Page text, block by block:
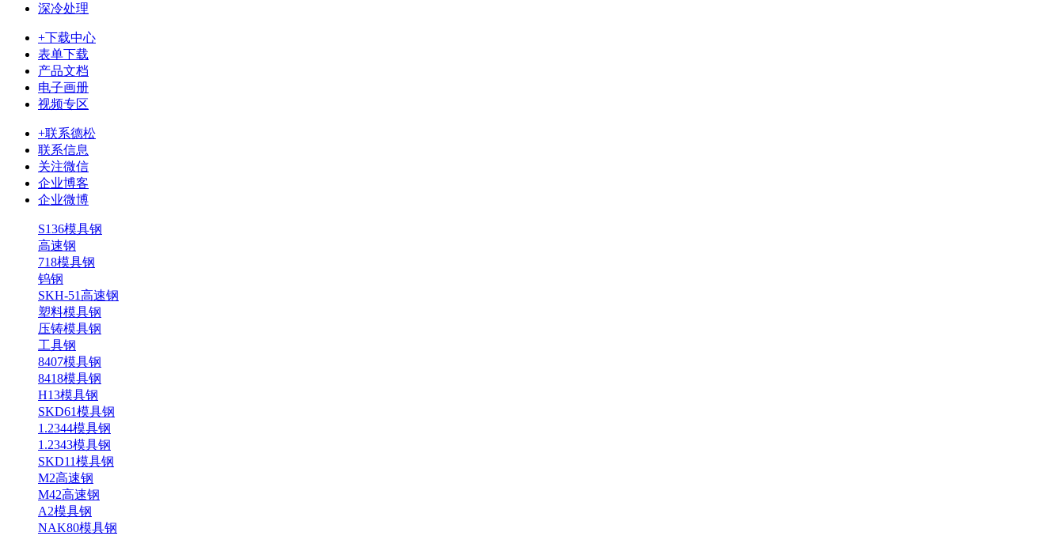
深冷处理
+下载中心
表单下载
产品文档
电子画册
视频专区
+联系德松
联系信息
关注微信
企业博客
企业微博
S136模具钢
高速钢
718模具钢
钨钢
SKH-51高速钢
塑料模具钢
压铸模具钢
工具钢
8407模具钢
8418模具钢
H13模具钢
SKD61模具钢
1.2344模具钢
1.2343模具钢
SKD11模具钢
M2高速钢
M42高速钢
A2模具钢
NAK80模具钢